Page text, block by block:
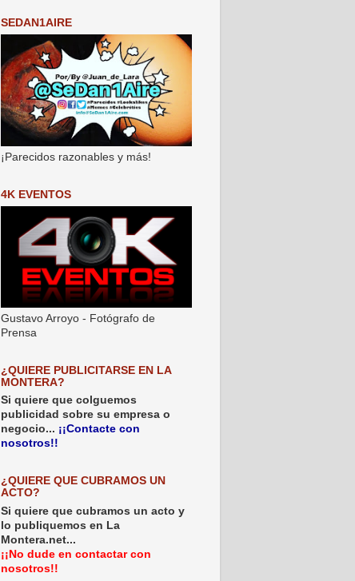
SEDAN1AIRE
¡Parecidos razonables y más!
4K EVENTOS
Gustavo Arroyo - Fotógrafo de
Prensa
¿QUIERE PUBLICITARSE EN LA
MONTERA?
Si quiere que colguemos
publicidad sobre su empresa o
negocio... ¡¡Contacte con
nosotros!!
¿QUIERE QUE CUBRAMOS UN
ACTO?
Si quiere que cubramos un acto y
lo publiquemos en La
Montera.net...
¡¡No dude en contactar con
nosotros!!